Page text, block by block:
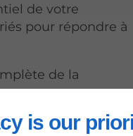
is our
de votre
pour répondre à
de la